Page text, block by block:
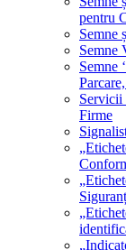
pentru
Semne
Semne
Semne
Servicii
Firme